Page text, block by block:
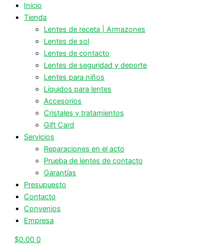
Inicio
Tienda
Lentes de receta | Armazones
Lentes de sol
Lentes de contacto
Lentes de seguridad y deporte
Lentes para niños
Líquidos para lentes
Accesorios
Cristales y tratamientos
Gift Card
Servicios
Reparaciones en el acto
Prueba de lentes de contacto
Garantías
Presupuesto
Contacto
Convenios
Empresa
$0.00 0